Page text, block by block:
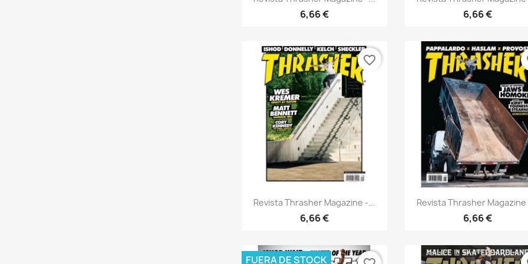
6,66 € 6,66 €
Vista rápida
Revista Thrasher Magazine -...
6,66 €
favorite_border
Vista rápida
Revista Thrasher Magazine
6,66 €
FUERA DE STOCK
Crear lista de deseos